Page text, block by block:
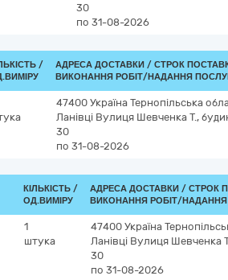
30
по 31-08-2026
/
АДРЕСА ДОСТАВКИ / СТРОК
ВИКОНАННЯ РОБІТ/НАДАННЯ
47400 Україна Тернопільська
Ланівці Вулиця Шевченка Т.,
30
по 31-08-2026
КІЛЬКІСТЬ /
ОД.ВИМІРУ
АДРЕСА ДОСТАВКИ / СТРОК
ВИКОНАННЯ РОБІТ/
1
штука
47400 Україна
Ланівці Вулиця Шевченка
30
по 31-08-2026